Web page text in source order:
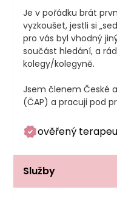
Je v pořádku brát
vyzkoušet, jestli si
pro vás byl vhodný
součást hledání, a
kolegy/kolegyně.
Jsem členem České
ověřený
Služby